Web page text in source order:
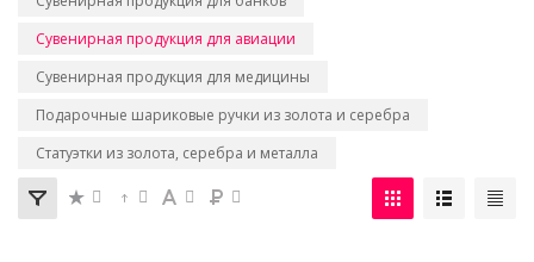
Сувенирная продукция для авиации
Сувенирная продукция для медицины
Подарочные шариковые ручки из золота и серебра
Статуэтки из золота, серебра и металла